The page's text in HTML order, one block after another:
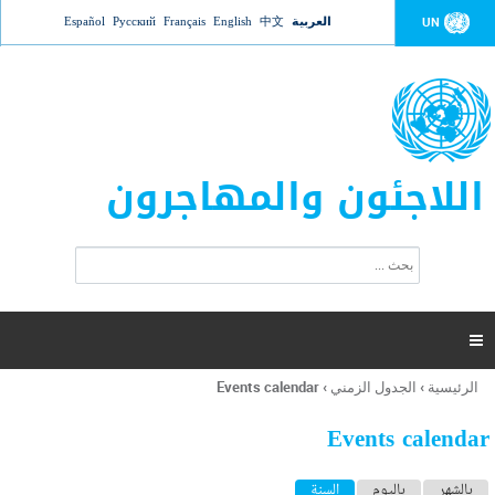
Jump to navigation UN العربية 中文
English
Français
Русский
Español
اللاجئون والمهاجرون
ت
ر
ل
ح
ب

أنت
هنا
الرئيسية › الجدول الزمني ›
Events calendar
Events calendar